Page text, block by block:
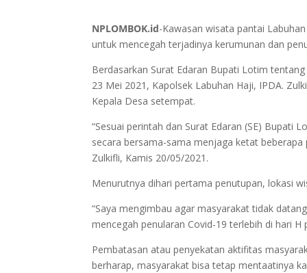
NPLOMBOK.id-Kawasan wisata pantai
untuk mencegah terjadinya kerumunan dan
Berdasarkan Surat Edaran Bupati Lotim
23 Mei 2021, Kapolsek Labuhan Haji, IPDA.
Kepala Desa setempat.
“Sesuai perintah dan Surat Edaran (SE)
secara bersama-sama menjaga ketat
Zulkifli, Kamis 20/05/2021.
Menurutnya dihari pertama penutupan, lokasi
“Saya mengimbau agar masyarakat tidak
mencegah penularan Covid-19 terlebih di hari
Pembatasan atau penyekatan aktifitas
berharap, masyarakat bisa tetap mentaatinya